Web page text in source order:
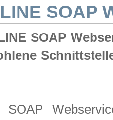
SOAP
SOAP
SOAP